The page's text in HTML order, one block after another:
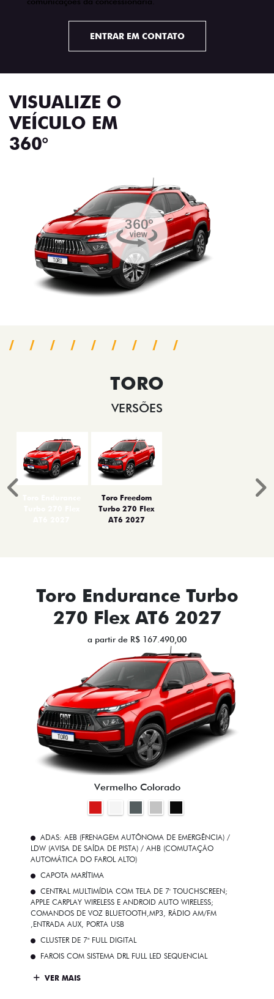
ENTRAR EM CONTATO
VISUALIZE O
VEÍCULO EM
360°
TORO
VERSÕES
Toro Freedom
Turbo 270 Flex
AT6 2027
Anterior
Toro Endurance Turbo
270 Flex AT6 2027
a partir de R$ 167.490,00
Vermelho Colorado
ADAS: AEB (FRENAGEM AUTÔNOMA DE EMERGÊNCIA) /
LDW (AVISA DE SAÍDA DE PISTA) / AHB (COMUTAÇÃO
AUTOMÁTICA DO FAROL ALTO)
CAPOTA MARÍTIMA
CENTRAL MULTIMÍDIA COM TELA DE 7' TOUCHSCREEN;
APPLE CARPLAY WIRELESS E ANDROID AUTO WIRELESS;
COMANDOS DE VOZ BLUETOOTH,MP3, RÁDIO AM/FM
,ENTRADA AUX, PORTA USB
CLUSTER DE 7" FULL DIGITAL
FAROIS COM SISTEMA DRL FULL LED SEQUENCIAL
VER MAIS